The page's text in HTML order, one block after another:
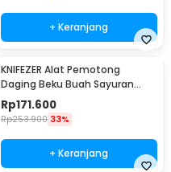
+ Keranjang
KNIFEZER Alat Pemotong
Daging Beku Buah Sayuran
Meat Slicer Cutter - JJ0517
Rp171.600
Rp253.900 33%
+ Keranjang